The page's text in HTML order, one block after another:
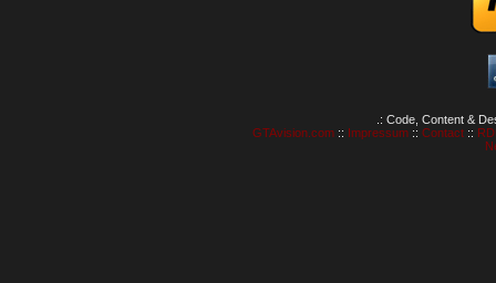
.: Code, Content &
GTAvision.com:: Impressum:: Contact::